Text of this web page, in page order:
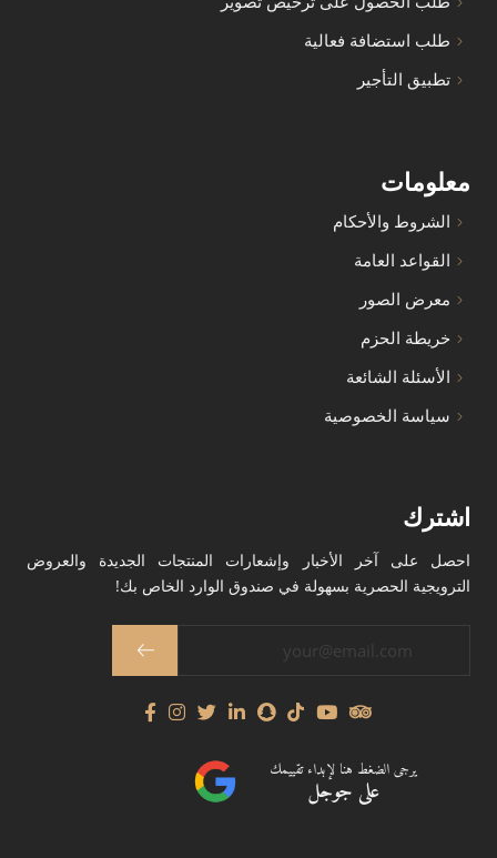
طلب استضافة فعالية
تطبيق التأجير
معلومات
الشروط والأحكام
القواعد العامة
معرض الصور
خريطة الحزم
الأسئلة الشائعة
سياسة الخصوصية
اشترك
احصل على آخر الأخبار وإشعارات المنتجات الجديدة والعروض
الترويجية الحصرية بسهولة في صندوق الوارد الخاص بك!
يرجى الضغط هنا لإبداء تقييمك
على جوجل